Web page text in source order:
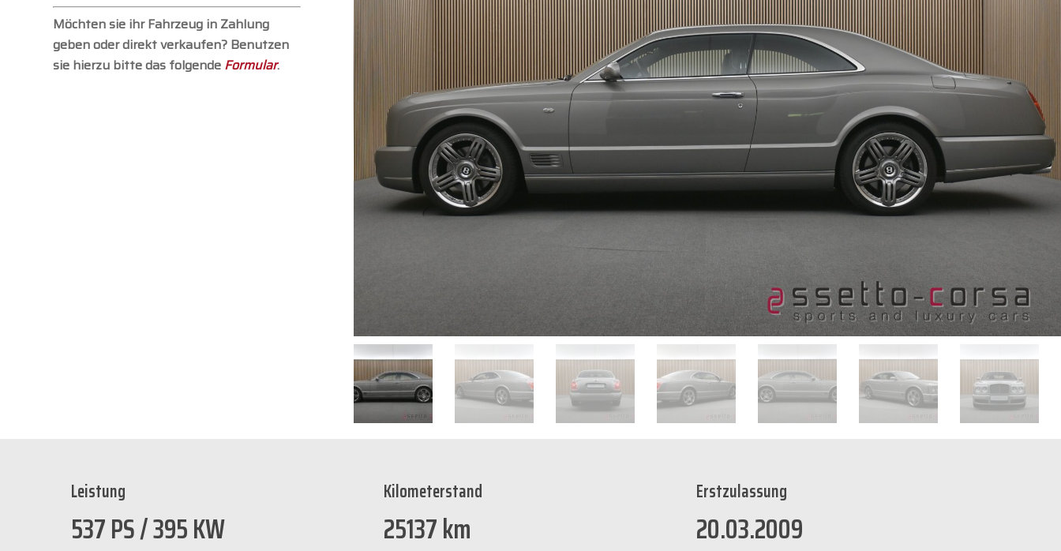
Möchten sie ihr Fahrzeug in Zahlung
geben oder direkt verkaufen? Benutzen
sie hierzu bitte das folgende Formular.
Leistung
537 PS / 395 KW
Kilometerstand
25137 km
Erstzulassung
20.03.2009